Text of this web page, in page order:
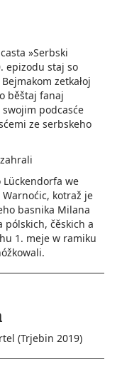
»Serbski
epizodu staj so
zetkałoj
běštaj fanaj
swojim podcasće
Lückendorfa we
kotraž je
basnika Milana
pólskich, čěskich a
1. meje w ramiku
(Trjebin 2019)